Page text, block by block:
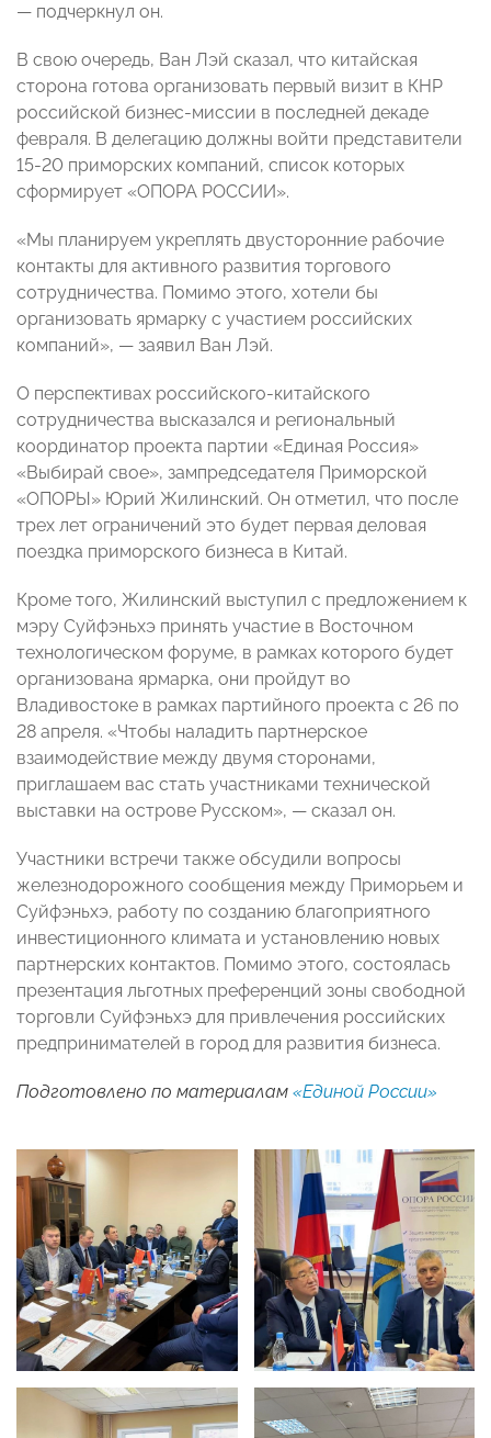
— подчеркнул он.
В свою очередь, Ван Лэй сказал, что китайская
сторона готова организовать первый визит в КНР
российской бизнес-миссии в последней декаде
февраля. В делегацию должны войти представители
15-20 приморских компаний, список которых
сформирует «ОПОРА РОССИИ».
«Мы планируем укреплять двусторонние рабочие
контакты для активного развития торгового
сотрудничества. Помимо этого, хотели бы
организовать ярмарку с участием российских
компаний», — заявил Ван Лэй.
О перспективах российского-китайского
сотрудничества высказался и региональный
координатор проекта партии «Единая Россия»
«Выбирай свое», зампредседателя Приморской
«ОПОРЫ» Юрий Жилинский. Он отметил, что после
трех лет ограничений это будет первая деловая
поездка приморского бизнеса в Китай.
Кроме того, Жилинский выступил с предложением к
мэру Суйфэньхэ принять участие в Восточном
технологическом форуме, в рамках которого будет
организована ярмарка, они пройдут во
Владивостоке в рамках партийного проекта с 26 по
28 апреля. «Чтобы наладить партнерское
взаимодействие между двумя сторонами,
приглашаем вас стать участниками технической
выставки на острове Русском», — сказал он.
Участники встречи также обсудили вопросы
железнодорожного сообщения между Приморьем и
Суйфэньхэ, работу по созданию благоприятного
инвестиционного климата и установлению новых
партнерских контактов. Помимо этого, состоялась
презентация льготных преференций зоны свободной
торговли Суйфэньхэ для привлечения российских
предпринимателей в город для развития бизнеса.
Подготовлено по материалам «Единой России»